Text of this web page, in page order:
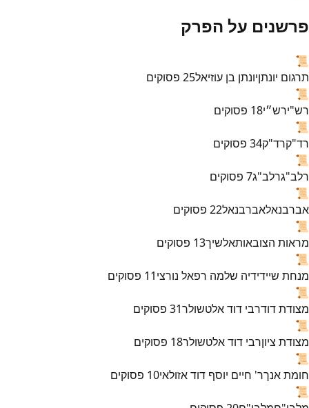
פרשנים על הפרק
📜
תרגום יונתןיונתן בן עוזיאל25 פסוקים
📜
רש"ירש״י18 פסוקים
📜
רד"קרד"ק34 פסוקים
📜
רלב"גרלב"ג7 פסוקים
📜
אברבנאלאברבנאל22 פסוקים
📜
מראות הצובאותאלשיך13 פסוקים
📜
מנחת שיידידיה שלמה רפאל נורצי11 פסוקים
📜
מצודת דודרבי דוד אלטשולר31 פסוקים
📜
מצודת ציוןרבי דוד אלטשולר18 פסוקים
📜
חומת אנךר' חיים יוסף דוד אזולאי10 פסוקים
📜